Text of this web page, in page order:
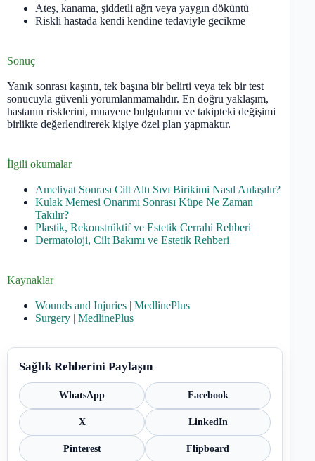
Ateş, kanama, şiddetli ağrı veya yaygın döküntü
Riskli hastada kendi kendine tedaviyle gecikme
Sonuç
Yanık sonrası kaşıntı, tek başına bir belirti veya tek bir test
sonucuyla güvenli yorumlanmamalıdır. En doğru yaklaşım,
hastanın risklerini, muayene bulgularını ve takipteki değişimi
birlikte değerlendirerek kişiye özel plan yapmaktır.
İlgili okumalar
Ameliyat Sonrası Cilt Altı Sıvı Birikimi Nasıl Anlaşılır?
Kulak Memesi Onarımı Sonrası Küpe Ne Zaman
Takılır?
Plastik, Rekonstrüktif ve Estetik Cerrahi Rehberi
Dermatoloji, Cilt Bakımı ve Estetik Rehberi
Kaynaklar
Wounds and Injuries | MedlinePlus
Surgery | MedlinePlus
Sağlık Rehberini Paylaşın
WhatsApp Facebook
X LinkedIn
Pinterest Flipboard